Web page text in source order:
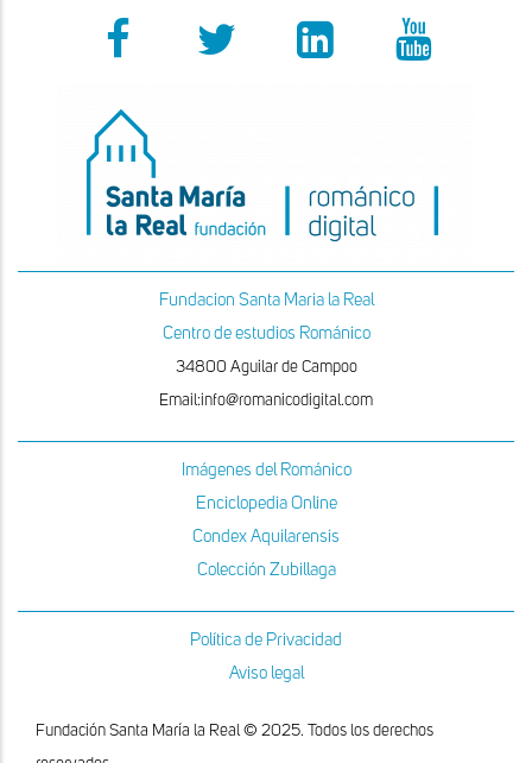
Fundacion Santa Maria la Real
Centro de estudios Románico
34800 Aguilar de Campoo
Email:info@romanicodigital.com
Imágenes del Románico
Enciclopedia Online
Condex Aquilarensis
Colección Zubillaga
Política de Privacidad
Aviso legal
Fundación Santa María la Real © 2025. Todos los derechos